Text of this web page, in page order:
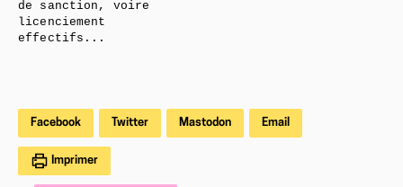
de sanction, voire
licenciement
effectifs...
Facebook Twitter Mastodon Email
Imprimer